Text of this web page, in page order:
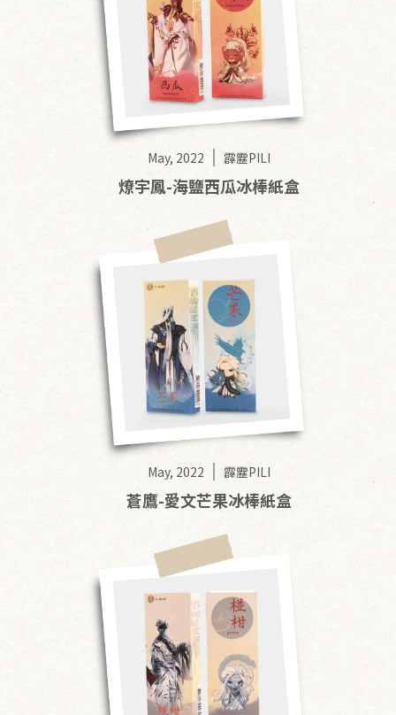
May, 2022 霹靂PILI
燎宇鳳-海鹽西瓜冰棒紙盒
May, 2022 霹靂PILI
蒼鷹-愛文芒果冰棒紙盒